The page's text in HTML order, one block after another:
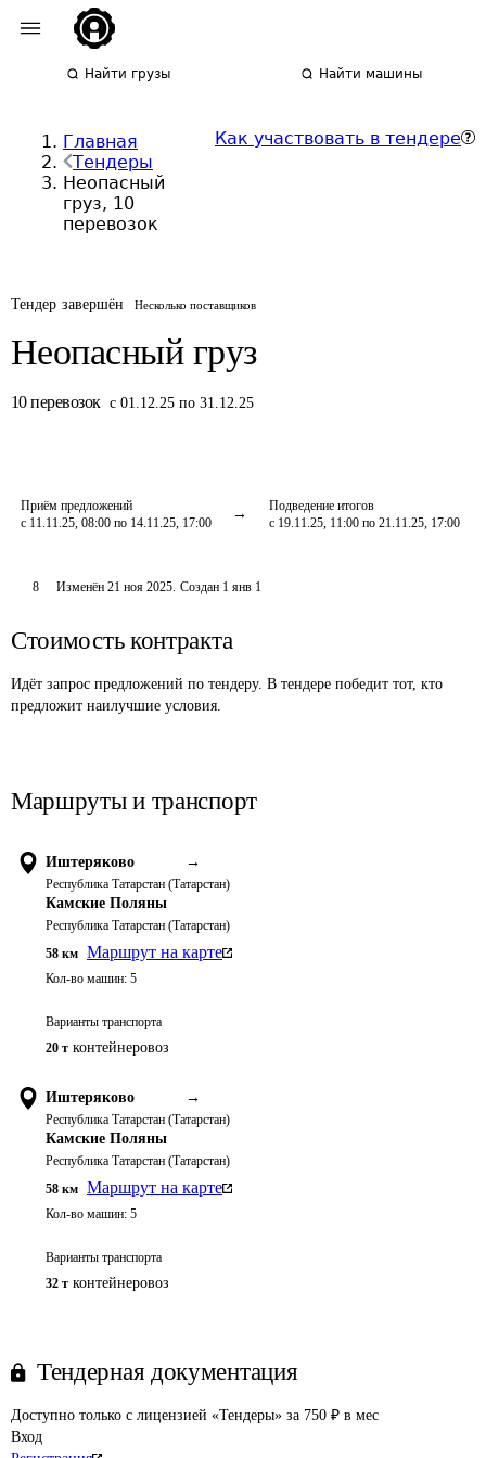
Найти грузы Найти машины
Главная
Тендеры
Неопасный
груз, 10
перевозок
Как участвовать в тендере
Тендер завершён Несколько поставщиков
Неопасный груз
10 перевозок с 01.12.25 по 31.12.25
Приём предложений
с 11.11.25, 08:00 по 14.11.25, 17:00
Подведение итогов
с 19.11.25, 11:00 по 21.11.25, 17:00
8 Изменён 21 ноя 2025. Создан 1 янв 1
Стоимость контракта
Идёт запрос предложений по тендеру. В тендере победит тот, кто
предложит наилучшие условия.
Маршруты и транспорт
Иштеряково →
Республика Татарстан (Татарстан)
Камские Поляны
Республика Татарстан (Татарстан)
58 км Маршрут на карте
Кол-во машин: 5
Варианты транспорта
20 т контейнеровоз
Иштеряково →
Республика Татарстан (Татарстан)
Камские Поляны
Республика Татарстан (Татарстан)
58 км Маршрут на карте
Кол-во машин: 5
Варианты транспорта
32 т контейнеровоз
Тендерная документация
Доступно только с лицензией «Тендеры» за 750 ₽ в мес
Вход